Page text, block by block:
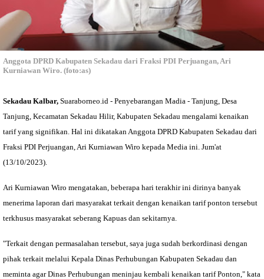
Anggota DPRD Kabupaten Sekadau dari Fraksi PDI Perjuangan, Ari
Kurniawan Wiro. (foto:as)
Sekadau Kalbar, Suaraborneo.id - Penyebarangan Madia - Tanjung, Desa
Tanjung, Kecamatan Sekadau Hilir, Kabupaten Sekadau mengalami kenaikan
tarif yang signifikan. Hal ini dikatakan Anggota DPRD Kabupaten Sekadau dari
Fraksi PDI Perjuangan, Ari Kurniawan Wiro kepada Media ini. Jum'at
(13/10/2023).
Ari Kurniawan Wiro mengatakan, beberapa hari terakhir ini dirinya banyak
menerima laporan dari masyarakat terkait dengan kenaikan tarif ponton tersebut
terkhusus masyarakat seberang Kapuas dan sekitarnya.
"Terkait dengan permasalahan tersebut, saya juga sudah berkordinasi dengan
pihak terkait melalui Kepala Dinas Perhubungan Kabupaten Sekadau dan
meminta agar Dinas Perhubungan meninjau kembali kenaikan tarif Ponton," kata